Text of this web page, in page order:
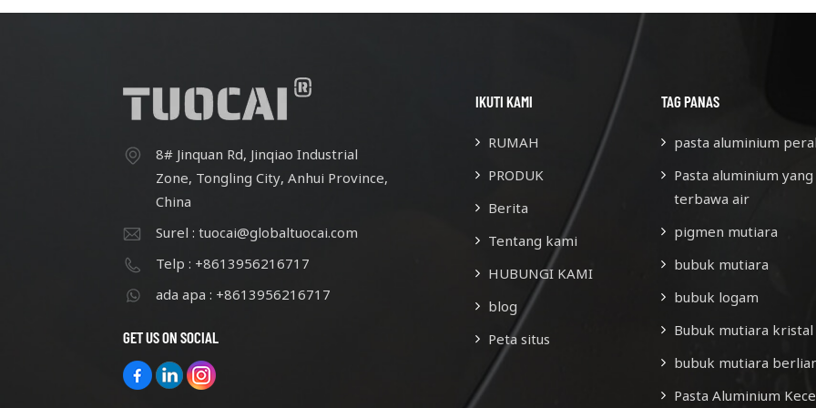
8# Jinquan Rd, Jinqiao Industrial
Zone, Tongling City, Anhui Province,
China
Surel : tuocai@globaltuocai.com
Telp : +8613956216717
ada apa : +8613956216717
GET US ON SOCIAL
IKUTI KAMI
RUMAH
PRODUK
Berita
Tentang kami
HUBUNGI KAMI
blog
Peta situs
TAG PANAS
pasta aluminium
Pasta aluminium yang
terbawa air
pigmen mutiara
bubuk mutiara
bubuk logam
Bubuk mutiara kristal
bubuk mutiara
Pasta Aluminium